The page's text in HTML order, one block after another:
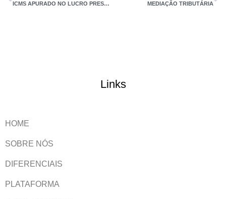
ICMS APURADO NO LUCRO PRESUMIDO COMPÕE BASE DE ICMS E CSLL, DECIDE STJ MEDIAÇÃO TRIBUTÁRIA
Links
HOME
SOBRE NÓS
DIFERENCIAIS
PLATAFORMA